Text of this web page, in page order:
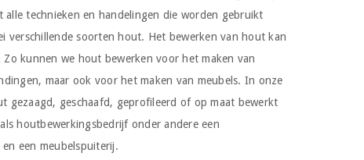
alle technieken en handelingen die worden gebruikt
verschillende soorten hout. Het bewerken van hout kan
kunnen we hout bewerken voor het maken van
maar ook voor het maken van meubels. In onze
gezaagd, geschaafd, geprofileerd of op maat bewerkt
houtbewerkingsbedrijf onder andere een
en een meubelspuiterij.